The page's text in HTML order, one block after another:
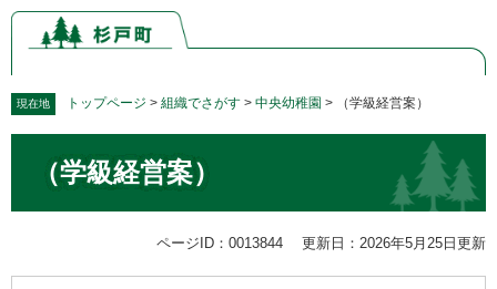
ペ
の
メ
ー
現在地 トップページ > 組織でさがす > 中央幼稚園 > （学級経営案）
（学級経営案）
ページID：0013844 更新日：2026年5月25日更新